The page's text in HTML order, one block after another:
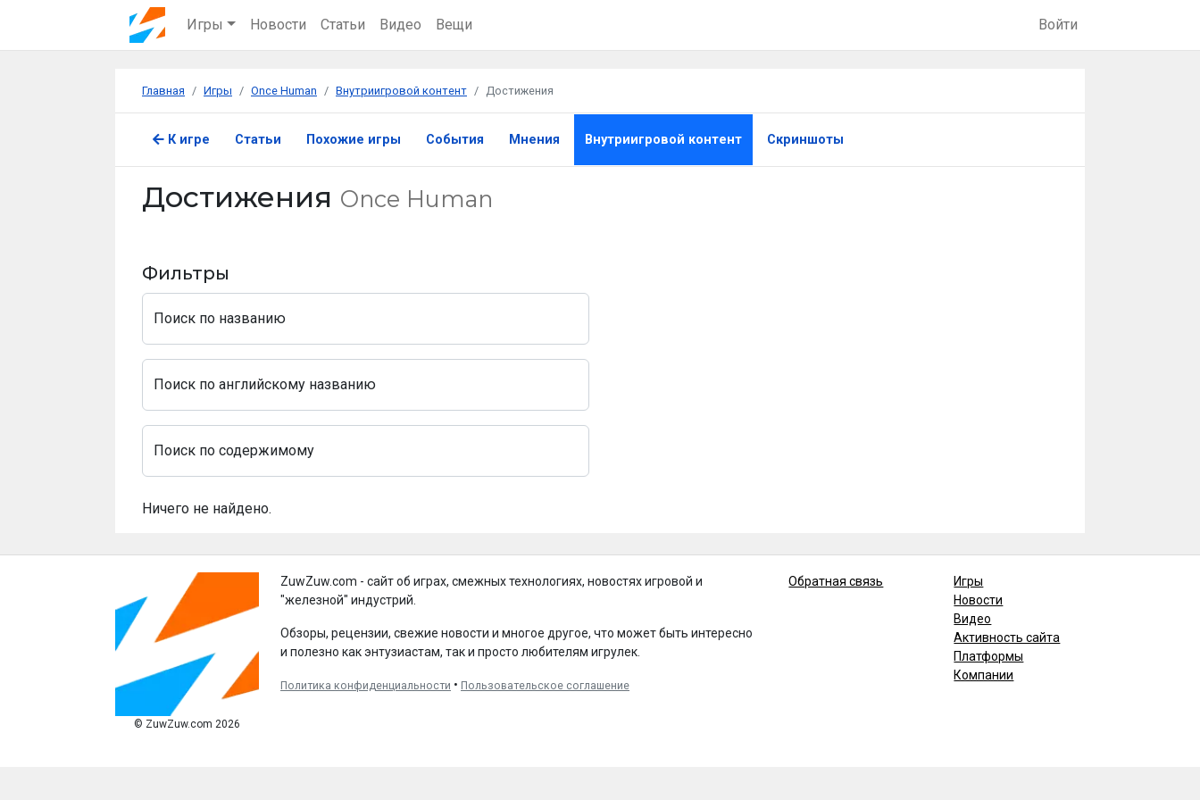
Игры Новости Статьи Видео Вещи Войти
Главная Игры Once Human Внутриигровой контент Достижения
К игре Статьи Похожие игры События Мнения Внутриигровой контент Скриншоты
Достижения Once Human
Фильтры
Поиск по названию
Поиск по английскому названию
Поиск по содержимому
Ничего не найдено.
© ZuwZuw.com 2026
ZuwZuw.com - сайт об играх, смежных технологиях, новостях игровой и
"железной" индустрий.
Обзоры, рецензии, свежие новости и многое другое, что может быть интересно
и полезно как энтузиастам, так и просто любителям игрулек.
Политика конфиденциальности • Пользовательское соглашение
Обратная связь
Игры
Новости
Видео
Активность сайта
Платформы
Компании